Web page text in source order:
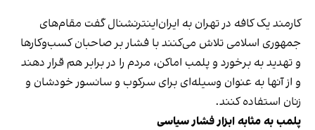
کارمند یک کافه در تهران به ایران‌اینترنشنال گفت مقام‌های
جمهوری اسلامی تلاش می‌کنند با فشار بر صاحبان کسب‌وکارها
و تهدید به برخورد و پلمب اماکن، مردم را در برابر هم قرار دهند
و از آنها به عنوان وسیله‌ای برای سرکوب و سانسور خودشان و
زنان استفاده کنند.
پلمب به مثابه ابزار فشار سیاسی